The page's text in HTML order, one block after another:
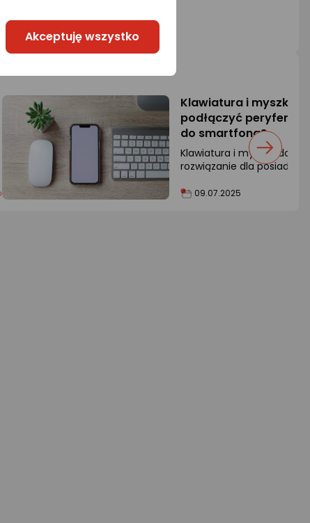
Klawiatura i myszka
podłączyć peryferia
do smartfona?
Klawiatura i myszka do
rozwiązanie dla
09.07.2025
Akceptuję wszystko